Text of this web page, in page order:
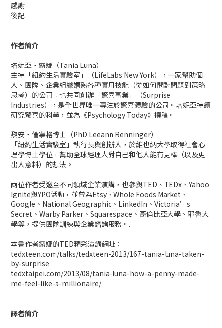
感謝
後記
作者簡介
塔妮亞‧露娜（Tania Luna）
主持「紐約生活實驗室」（LifeLabs New York），一家幫助個
人、團隊、企業組織嫻熟各種實用技能（從如何問對問題到策略
思考）的公司；也共同創辦「驚喜事業」（Surprise
Industries），是全世界唯一專注於驚喜體驗的公司。塔妮亞持續
研究驚喜的科學，並為《Psychology Today》撰稿。
黎安‧倫寧格博士（PhD Leeann Renninger）
「紐約生活實驗室」執行長與創辦人，於維也納大學取得社會心
理學博士學位，幫助全球經理人對自己和他人能有更棒（以及更
出人意料）的想法。
兩位作者受邀至不同領域企業演講，也參與TED、TEDx、Yahoo
Ignite與YPO活動，並曾為Etsy、Whole Foods Market、
Google、National Geographic、LinkedIn、Victoria’s
Secret、Warby Parker、Squarespace、哥倫比亞大學、耶魯大
學等，提供團隊訓練與企業諮詢服務。.
本書作者露娜的TED精彩演講網址：
tedxteen.com/talks/tedxteen-2013/167-tania-luna-taken-
by-surprise
tedxtaipei.com/2013/08/tania-luna-how-a-penny-made-
me-feel-like-a-millionaire/
譯者簡介